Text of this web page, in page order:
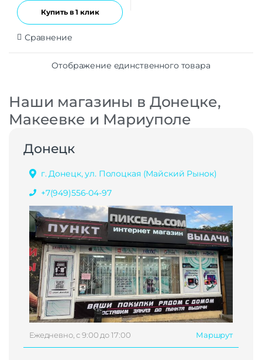
Купить в 1 клик
Сравнение
Отображение единственного товара
Наши магазины в Донецке,
Макеевке и Мариуполе
Донецк
г. Донецк, ул. Полоцкая (Майский Рынок)
+7(949)556-04-97
Ежедневно, с 9:00 до 17:00 Маршрут